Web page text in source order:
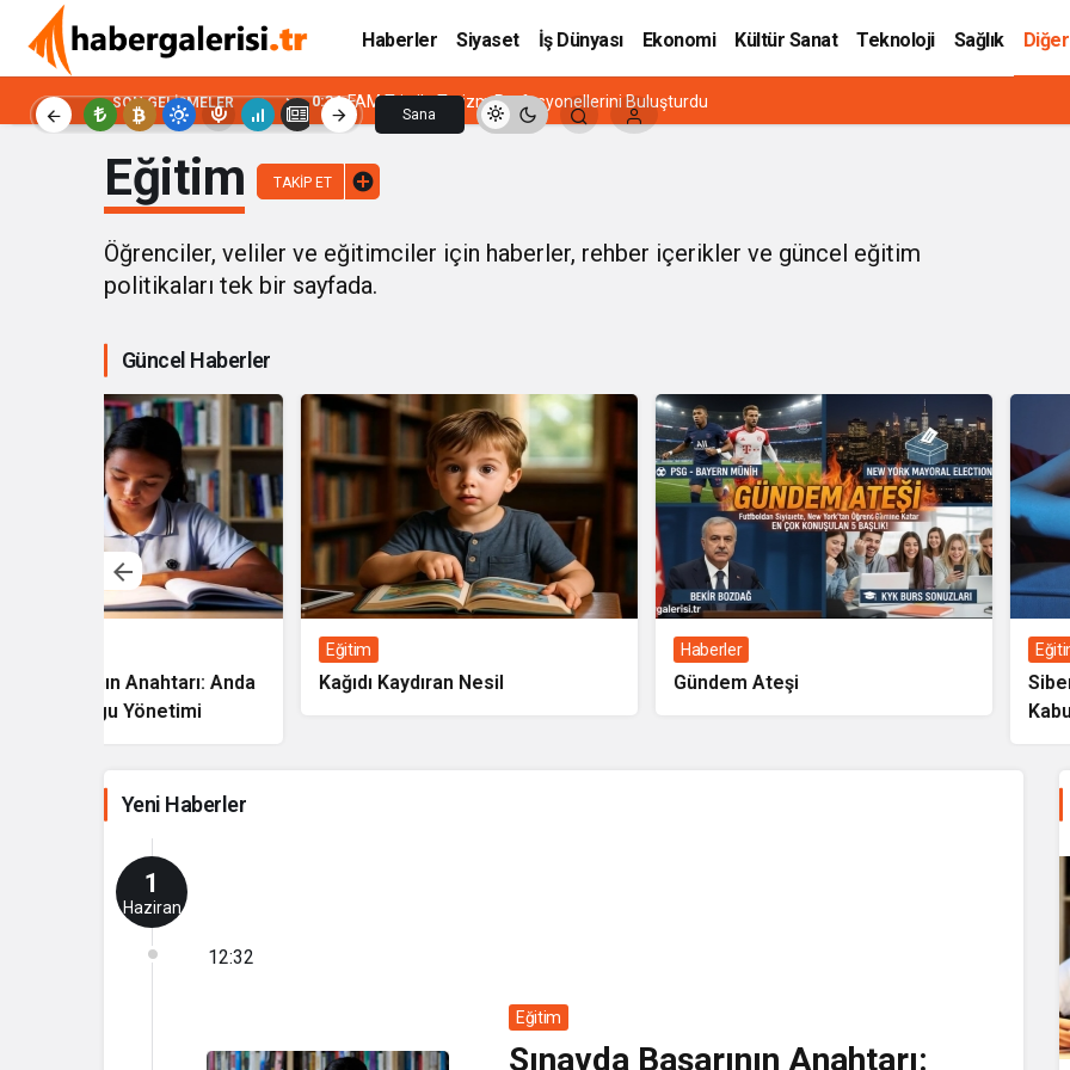
Haberler Siyaset İş Dünyası Ekonomi Kültür Sanat Teknoloji Sağlık Diğer
Sana
SON GELIŞMELER 0:34 FAM Trip ile Turizm Profesyonellerini Buluşturdu
Eğitim TAKIP ET
Öğrenciler, veliler ve eğitimciler için haberler, rehber içerikler ve güncel eğitim
politikaları tek bir sayfada.
Güncel Haberler
Kağıdı Kaydıran Nesil Gündem Ateşi
Siber Zorbalık
Yeni Haberler
1
Haziran
12:32
Eğitim
Sınavda Başarının Anahtarı: